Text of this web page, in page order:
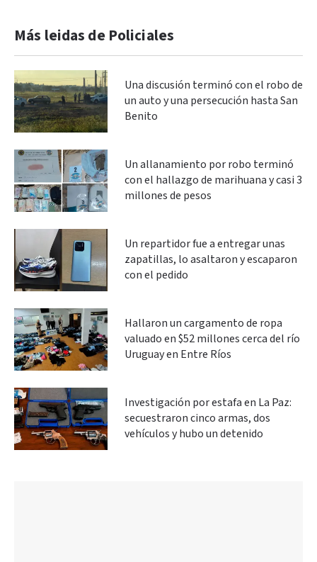
Más leidas de Policiales
Una discusión terminó con el robo de
un auto y una persecución hasta San
Benito
Un allanamiento por robo terminó
con el hallazgo de marihuana y casi 3
millones de pesos
Un repartidor fue a entregar unas
zapatillas, lo asaltaron y escaparon
con el pedido
Hallaron un cargamento de ropa
valuado en $52 millones cerca del río
Uruguay en Entre Ríos
Investigación por estafa en La Paz:
secuestraron cinco armas, dos
vehículos y hubo un detenido